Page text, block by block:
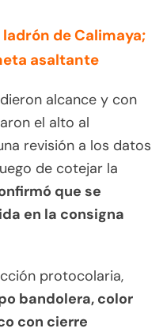
de Calimaya;
asaltante
alcance y con
el alto al
revisión a los datos
de cotejar la
que se
en la consigna
protocolaria,
bandolera, color
con cierre